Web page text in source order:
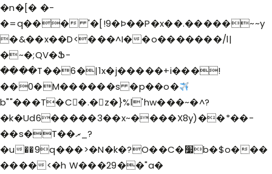
�n�[� �-
�=q��� '�[!9�Þ��P�x��.�����~~y
�&��x��D<���^I��o�������/l|
�~�;QV�Ֆ-
����T��6�|1x�j�����+i���!
��0�M������s �p��o�
b""���T�C�.�z�}%l'hw���~�^?
�k�Ud6�����3��x~����X8y)��*��-
��s�T��ރ_?
�u��9؜q���>�N�k�?O��C�׷b�$o���
����<�h W���29��"a�